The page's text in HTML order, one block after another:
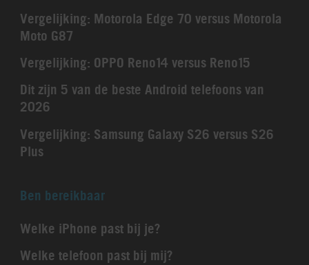
Vergelijking: Motorola Edge 70 versus Motorola
Moto G87
Vergelijking: OPPO Reno14 versus Reno15
Dit zijn 5 van de beste Android telefoons van
2026
Vergelijking: Samsung Galaxy S26 versus S26
Plus
Ben bereikbaar
Welke iPhone past bij je?
Welke telefoon past bij mij?